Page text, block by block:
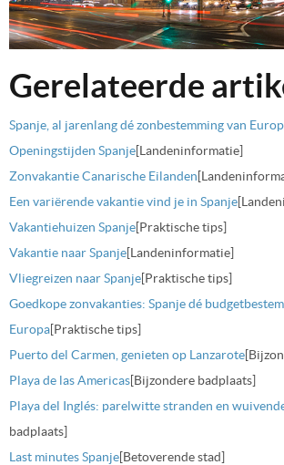
Gerelateerde
Spanje, al jarenlang dé zonbestemming van
Openingstijden Spanje[Landeninformatie]
Zonvakantie Canarische Eilanden
Een variërende vakantie vind je in Spanje
Vakantiehuizen Spanje[Praktische tips]
Vakantie naar Spanje[Landeninformatie]
Vliegreizen naar Spanje[Praktische tips]
Goedkope zonvakanties: Spanje dé
Europa[Praktische tips]
Puerto del Carmen, genieten op Lanzarote
Playa de las Americas[Bijzondere badplaats]
Playa del Inglés: parelwitte stranden en
badplaats]
Last minutes Spanje[Betoverende stad]